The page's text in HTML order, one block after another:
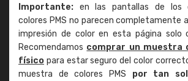
Importante: en las pantallas de los
colores PMS no parecen completamente
impresión de color en esta página solo
Recomendamos comprar un muestra
físico para estar seguro del color
muestra de colores PMS por tan